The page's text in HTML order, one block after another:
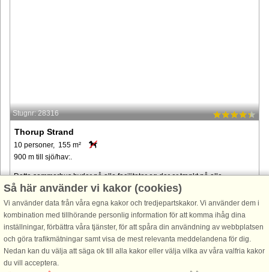
Stugnr: 28316
Thorup Strand
10 personer, 155 m²
900 m till sjö/hav:.
Dette sommerhus byder på alle faciliteter og der er tænkt på alle
bekvemmeligheder. Huset danner ideelle rammer for et par familier, som
ønsker at have hyggelige omgivelser. Husets hems er forholdsvis ...
från 9.724 SEK
Så här använder vi kakor (cookies)
Vi använder data från våra egna kakor och tredjepartskakor. Vi använder dem i
kombination med tillhörande personlig information för att komma ihåg dina
inställningar, förbättra våra tjänster, för att spåra din användning av webbplatsen
och göra trafikmätningar samt visa de mest relevanta meddelandena för dig.
Nedan kan du välja att säga ok till alla kakor eller välja vilka av våra valfria kakor
du vill acceptera.